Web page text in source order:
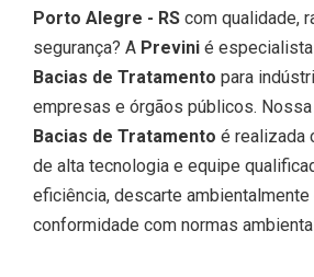
Porto Alegre - RS com qualidade,
segurança? A Previni é
Bacias de Tratamento para
empresas e órgãos públicos. Nossa
Bacias de Tratamento é realizada
de alta tecnologia e equipe
eficiência, descarte ambientalmente
conformidade com normas